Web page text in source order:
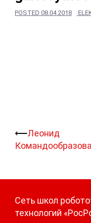
POSTED 08.04.2018
Навигация
записи
⟵Леонид
Сеть школ
технологий